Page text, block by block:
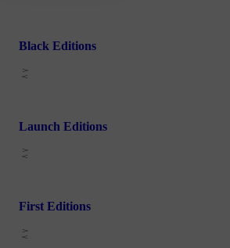
Black Editions
Launch Editions
First Editions